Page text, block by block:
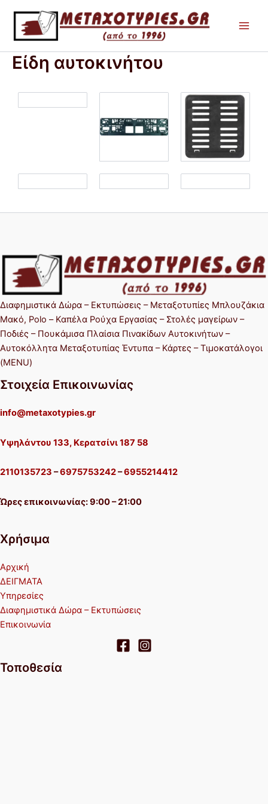
περιεχόμενο
Είδη αυτοκινήτου
Διαφημιστικά Δώρα – Εκτυπώσεις – Μεταξοτυπίες Μπλουζάκια
Μακό, Polo – Καπέλα Ρούχα Εργασίας – Στολές μαγείρων –
Ποδιές – Πουκάμισα Πλαίσια Πινακίδων Αυτοκινήτων –
Αυτοκόλλητα Μεταξοτυπίας Έντυπα – Κάρτες – Τιμοκατάλογοι
(MENU)
Στοιχεία Επικοινωνίας
info@metaxotypies.gr
Υψηλάντου 133, Κερατσίνι 187 58
2110135723 –6975753242–6955214412
Ώρες επικοινωνίας: 9:00 – 21:00
Χρήσιμα
Αρχική
ΔΕΙΓΜΑΤΑ
Υπηρεσίες
Διαφημιστικά Δώρα – Εκτυπώσεις
Επικοινωνία
Τοποθεσία